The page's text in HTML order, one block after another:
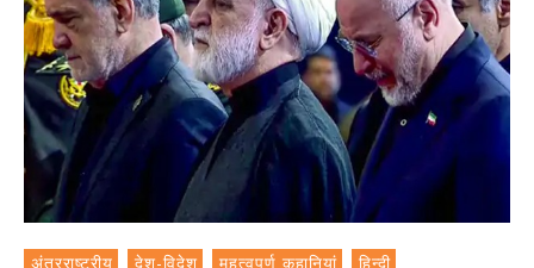
अंतरराष्ट्रीय देश-विदेश महत्वपूर्ण कहानियां हिन्दी